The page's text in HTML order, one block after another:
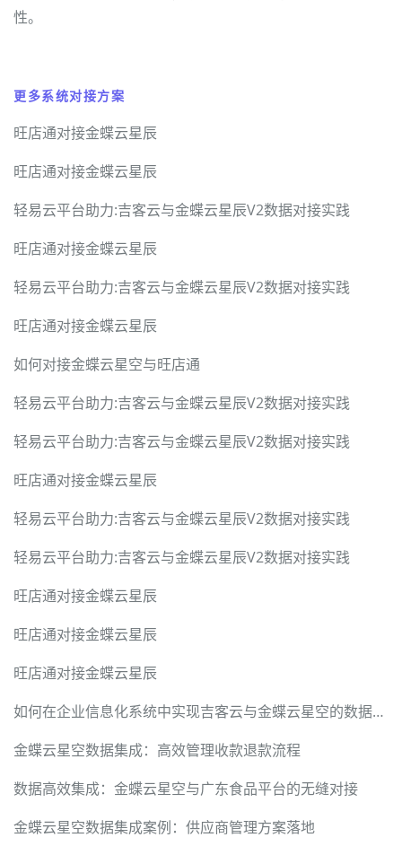
性。
更多系统对接方案
旺店通对接金蝶云星辰
旺店通对接金蝶云星辰
轻易云平台助力:吉客云与金蝶云星辰V2数据对接实践
旺店通对接金蝶云星辰
轻易云平台助力:吉客云与金蝶云星辰V2数据对接实践
旺店通对接金蝶云星辰
如何对接金蝶云星空与旺店通
轻易云平台助力:吉客云与金蝶云星辰V2数据对接实践
轻易云平台助力:吉客云与金蝶云星辰V2数据对接实践
旺店通对接金蝶云星辰
轻易云平台助力:吉客云与金蝶云星辰V2数据对接实践
轻易云平台助力:吉客云与金蝶云星辰V2数据对接实践
旺店通对接金蝶云星辰
旺店通对接金蝶云星辰
旺店通对接金蝶云星辰
如何在企业信息化系统中实现吉客云与金蝶云星空的数据无缝对接
金蝶云星空数据集成：高效管理收款退款流程
数据高效集成：金蝶云星空与广东食品平台的无缝对接
金蝶云星空数据集成案例：供应商管理方案落地